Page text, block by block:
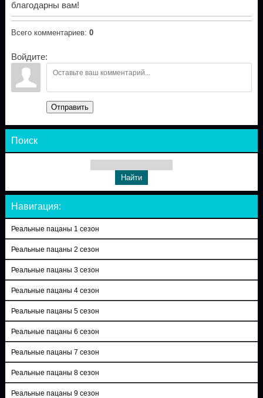
благодарны вам!
Всего комментариев: 0
Войдите:
Отправить
Поиск
Навигация:
Реальные пацаны 1 сезон
Реальные пацаны 2 сезон
Реальные пацаны 3 сезон
Реальные пацаны 4 сезон
Реальные пацаны 5 сезон
Реальные пацаны 6 сезон
Реальные пацаны 7 сезон
Реальные пацаны 8 сезон
Реальные пацаны 9 сезон